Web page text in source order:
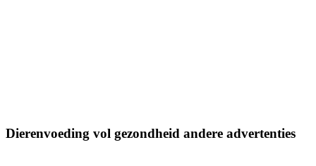
Dierenvoeding vol gezondheid andere advertenties